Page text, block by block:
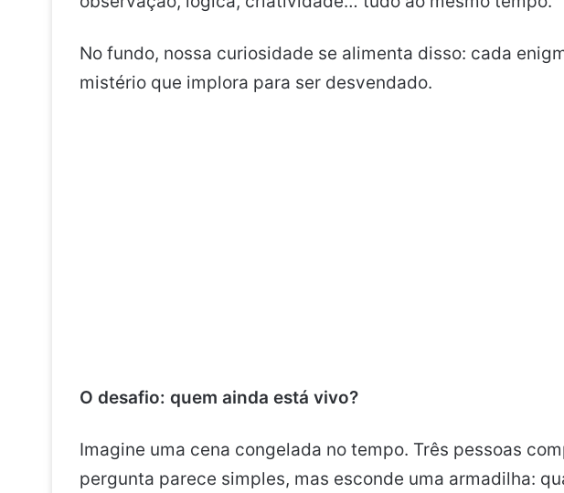
No fundo, nossa curiosidade se alimenta disso: cada
mistério que implora para ser desvendado.
O desafio: quem ainda está vivo?
Imagine uma cena congelada no tempo. Três pessoas
pergunta parece simples, mas esconde uma armadilha: